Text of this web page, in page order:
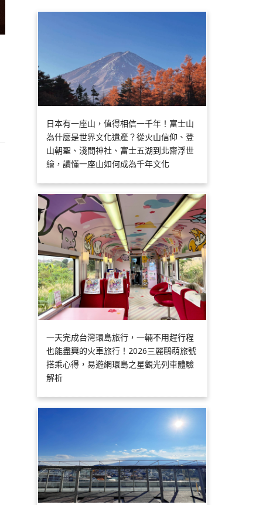
日本有一座山，值得相信一千年！富士山
為什麼是世界文化遺產？從火山信仰、登
山朝聖、淺間神社、富士五湖到北齋浮世
繪，讀懂一座山如何成為千年文化
一天完成台灣環島旅行，一輛不用趕行程
也能盡興的火車旅行！2026三麗鷗萌旅號
搭乘心得，易遊網環島之星觀光列車體驗
解析